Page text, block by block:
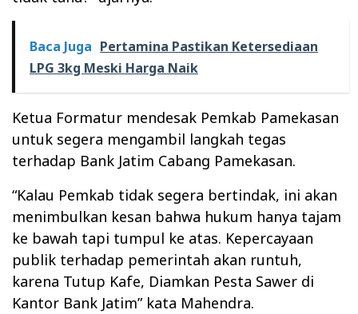
Baca Juga Pertamina Pastikan Ketersediaan
LPG 3kg Meski Harga Naik
Ketua Formatur mendesak Pemkab Pamekasan
untuk segera mengambil langkah tegas
terhadap Bank Jatim Cabang Pamekasan.
“Kalau Pemkab tidak segera bertindak, ini akan
menimbulkan kesan bahwa hukum hanya tajam
ke bawah tapi tumpul ke atas. Kepercayaan
publik terhadap pemerintah akan runtuh,
karena Tutup Kafe, Diamkan Pesta Sawer di
Kantor Bank Jatim” kata Mahendra.